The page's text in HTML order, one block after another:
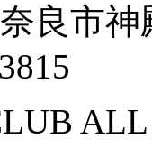
良市
ALL